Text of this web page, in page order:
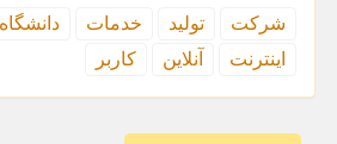
شركت تولید خدمات دانشگاه
اینترنت
آنلاین كاربر